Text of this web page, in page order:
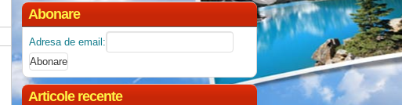
Abonare
Adresa de email:
Articole recente